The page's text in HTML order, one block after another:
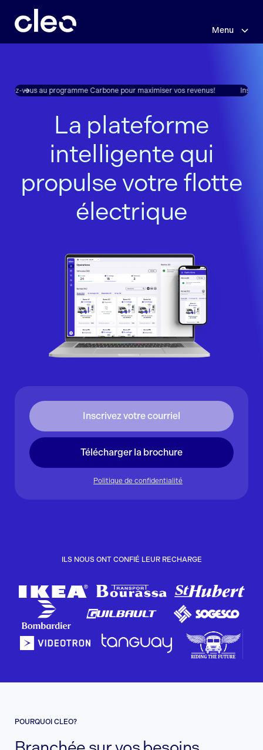
principal
Menu
vous au programme Carbone pour maximiser vos revenus!
La plateforme
intelligente qui
propulse votre flotte
électrique
Télécharger la brochure
Politique de confidentialité
ILS NOUS ONT CONFIÉ LEUR RECHARGE
POURQUOI CLEO?